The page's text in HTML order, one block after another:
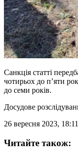
Санкція статті
чотирьох до п’яти
до семи років.
Досудове
26 вересня 2023, 18:11
Читайте також: